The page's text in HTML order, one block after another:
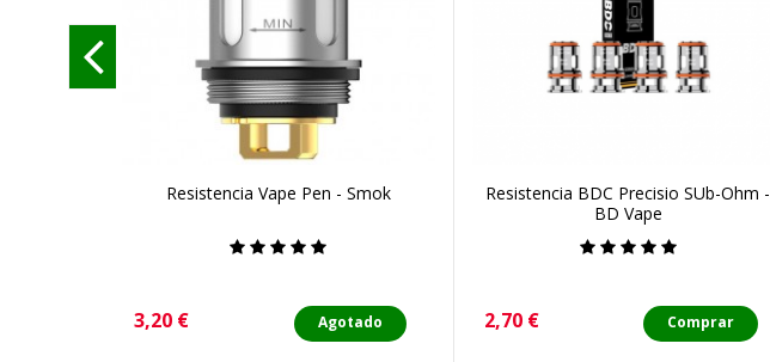
Resistencia Vape Pen - Smok
Precio
3,20 € Agotado
Resistencia BDC Precisio SUb-Ohm -
BD Vape
Precio
2,70 € Comprar